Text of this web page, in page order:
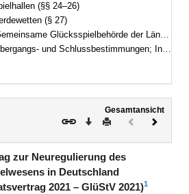
(§§ 24–26)
(§ 27)
Glücksspielbehörde der Länder (§§ 27a–27p)
Schlussbestimmungen; Inkrafttreten und Kündigung (§§ 28–35)
Gesamtansicht
Download
DruckenVorheriges
(inaktiv)
zur Neuregulierung des
in Deutschland
2021 – GlüStV 2021)1